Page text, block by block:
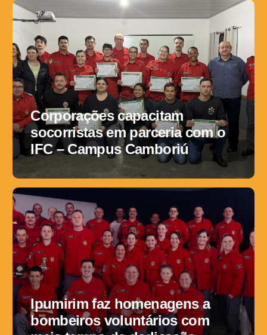
Corporações capacitam
socorristas em parceria com o
IFC – Campus Camboriú
Ipumirim faz homenagens a
bombeiros voluntários com